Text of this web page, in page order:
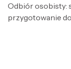
Odbiór osobisty:
przygotowanie